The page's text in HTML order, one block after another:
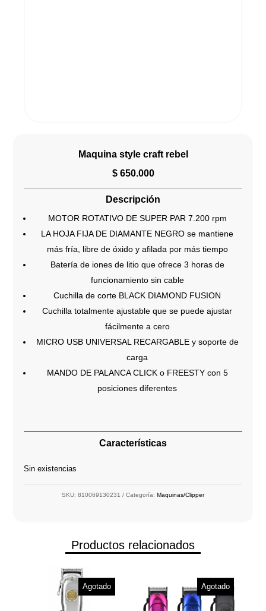
Maquina style craft rebel
$650.000
Descripción
MOTOR ROTATIVO DE SUPER PAR 7.200 rpm
LA HOJA FIJA DE DIAMANTE NEGRO se mantiene
más fría, libre de óxido y afilada por más tiempo
Batería de iones de litio que ofrece 3 horas de
funcionamiento sin cable
Cuchilla de corte BLACK DIAMOND FUSION
Cuchilla totalmente ajustable que se puede ajustar
fácilmente a cero
MICRO USB UNIVERSAL RECARGABLE y soporte de
carga
MANDO DE PALANCA CLICK o FREESTY con 5
posiciones diferentes
Características
Sin existencias
SKU: 810069130231 Categoría: Maquinas/Clipper
Productos relacionados
Agotado Agotado